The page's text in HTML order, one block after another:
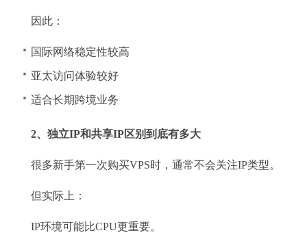
因此：
国际网络稳定性较高
亚太访问体验较好
适合长期跨境业务
2、独立IP和共享IP区别到底有多大
很多新手第一次购买VPS时，通常不会关注IP类型。
但实际上：
IP环境可能比CPU更重要。